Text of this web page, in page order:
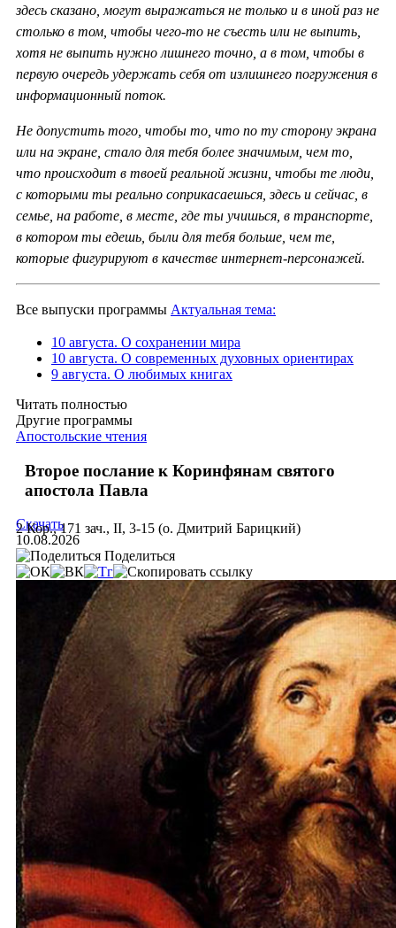
здесь сказано, могут выражаться не только и в иной раз не
столько в том, чтобы чего-то не съесть или не выпить,
хотя не выпить нужно лишнего точно, а в том, чтобы в
первую очередь удержать себя от излишнего погружения в
информационный поток.
Не допустить того, чтобы то, что по ту сторону экрана
или на экране, стало для тебя более значимым, чем то,
что происходит в твоей реальной жизни, чтобы те люди,
с которыми ты реально соприкасаешься, здесь и сейчас, в
семье, на работе, в месте, где ты учишься, в транспорте,
в котором ты едешь, были для тебя больше, чем те,
которые фигурируют в качестве интернет-персонажей.
Все выпуски программы Актуальная тема:
10 августа. О сохранении мира
10 августа. О современных духовных ориентирах
9 августа. О любимых книгах
Читать полностью
Другие программы
Апостольские чтения
Второе послание к Коринфянам святого
апостола Павла
2 Кор., 171 зач., II, 3-15 (о. Дмитрий Барицкий)
Скачать
10.08.2026
Поделиться